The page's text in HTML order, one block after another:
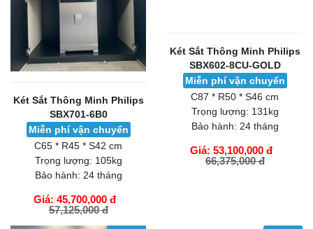
Két Sắt Thông Minh Philips
SBX701-6B0
Miễn phí vận chuyển
C65 * R45 * S42 cm
Trọng lượng: 105kg
Bảo hành: 24 tháng
Giá: 45,700,000 đ
57,125,000 đ
GIỎ HÀNG
Két Sắt Thông Minh Philips
SBX602-8CU-GOLD
Miễn phí vận chuyển
C87 * R50 * S46 cm
Trọng lượng:131kg